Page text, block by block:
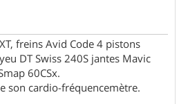
freins Avid Code 4 pistons
DT Swiss 240S jantes Mavic
60CSx.
son cardio-fréquencemètre.